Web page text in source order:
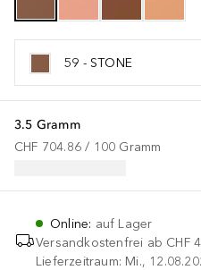
59 - STONE
3.5 Gramm
CHF 704.86 / 100 Gramm
Online: auf Lager
Versandkostenfrei ab CHF
Lieferzeitraum: Mi.,